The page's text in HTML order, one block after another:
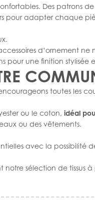
Des patrons
pour adapter chaque
d’ornement
pour une finition stylisée
toutes les
ou le coton, idéal
ou des vêtements.
avec la possibilité
sélection de tissus